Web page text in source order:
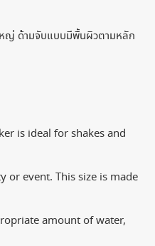
หญ่ ด้ามจับแบบมีพื้นผิวตามหลัก
is ideal for shakes and
or event. This size is made
amount of water,